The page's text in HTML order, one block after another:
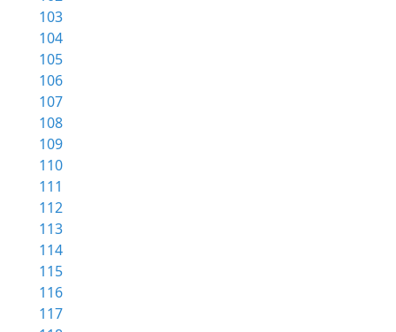
103
104
105
106
107
108
109
110
111
112
113
114
115
116
117